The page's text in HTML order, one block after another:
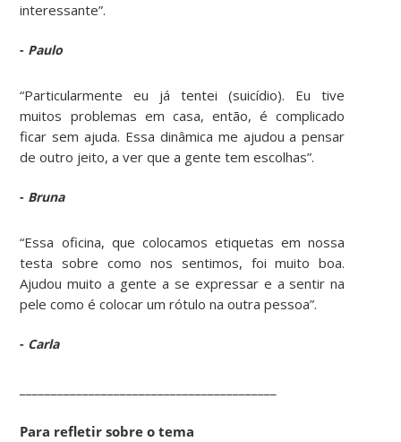
interessante”.
- Paulo
“Particularmente eu já tentei (suicídio). Eu tive
muitos problemas em casa, então, é complicado
ficar sem ajuda. Essa dinâmica me ajudou a pensar
de outro jeito, a ver que a gente tem escolhas”.
- Bruna
“Essa oficina, que colocamos etiquetas em nossa
testa sobre como nos sentimos, foi muito boa.
Ajudou muito a gente a se expressar e a sentir na
pele como é colocar um rótulo na outra pessoa”.
- Carla
Para refletir sobre o tema